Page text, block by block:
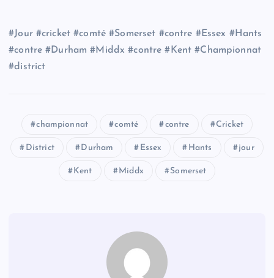
#Jour #cricket #comté #Somerset #contre #Essex #Hants
#contre #Durham #Middx #contre #Kent #Championnat
#district
championnat comté contre Cricket
District Durham Essex Hants jour
Kent Middx Somerset